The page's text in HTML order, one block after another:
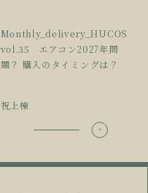
Monthly_delivery_HUCOS
vol.35 エアコン2027年問
題？ 購入のタイミングは？
祝上棟